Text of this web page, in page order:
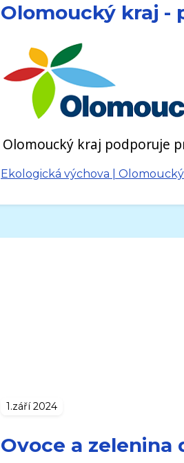
Olomoucký kraj -
Ekologická výchova |
1.září 2024
Ovoce a zelenina